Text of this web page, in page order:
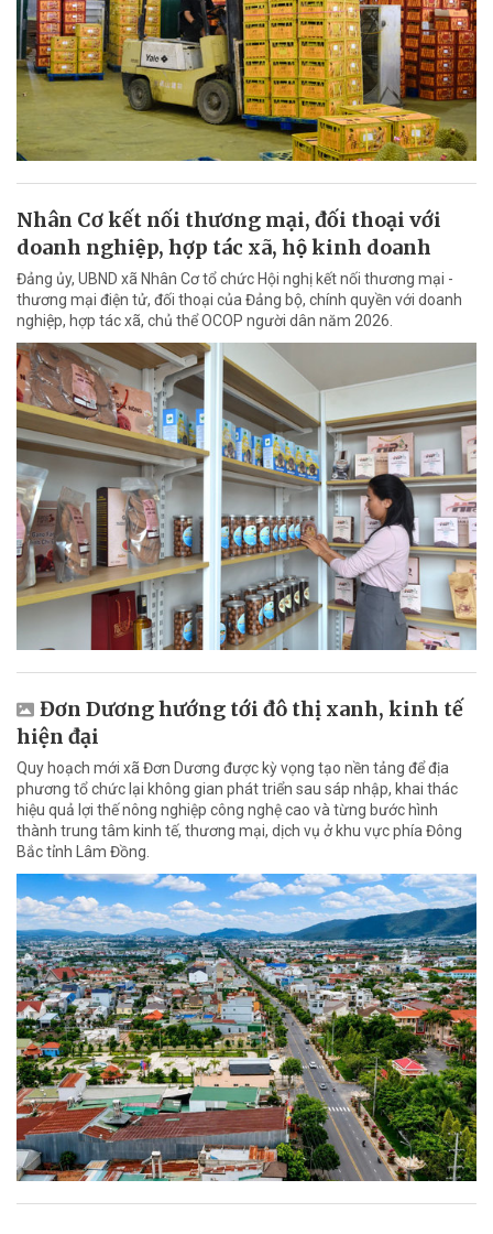
Nhân Cơ kết nối thương mại, đối thoại với
doanh nghiệp, hợp tác xã, hộ kinh doanh
Đảng ủy, UBND xã Nhân Cơ tổ chức Hội nghị kết nối thương mại -
thương mại điện tử, đối thoại của Đảng bộ, chính quyền với doanh
nghiệp, hợp tác xã, chủ thể OCOP người dân năm 2026.
Đơn Dương hướng tới đô thị xanh, kinh tế
hiện đại
Quy hoạch mới xã Đơn Dương được kỳ vọng tạo nền tảng để địa
phương tổ chức lại không gian phát triển sau sáp nhập, khai thác
hiệu quả lợi thế nông nghiệp công nghệ cao và từng bước hình
thành trung tâm kinh tế, thương mại, dịch vụ ở khu vực phía Đông
Bắc tỉnh Lâm Đồng.